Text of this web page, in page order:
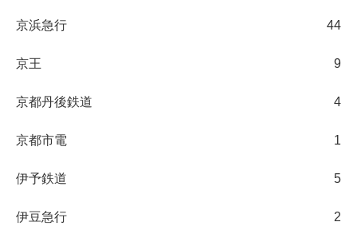
京浜急行 44
京王 9
京都丹後鉄道 4
京都市電 1
伊予鉄道 5
伊豆急行 2